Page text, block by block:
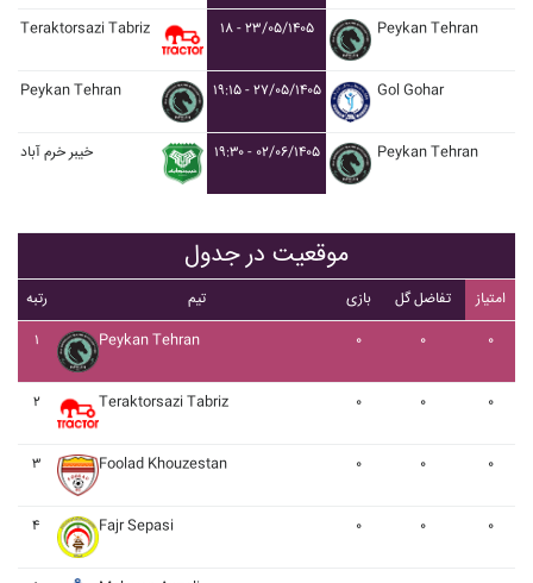
Teraktorsazi Tabriz ۱۸ - ۲۳/۰۵/۱۴۰۵ Peykan Tehran
Peykan Tehran ۱۹:۱۵ - ۲۷/۰۵/۱۴۰۵ Gol Gohar
خيبر خرم آباد ۱۹:۳۰ - ۰۲/۰۶/۱۴۰۵ Peykan Tehran
موقعیت در جدول
رتبه تیم بازی تفاضل گل
امتیاز
۱
Peykan Tehran ۰ ۰ ۰
۲ Teraktorsazi Tabriz ۰ ۰ ۰
۳ Foolad Khouzestan ۰ ۰ ۰
۴ Fajr Sepasi ۰ ۰ ۰